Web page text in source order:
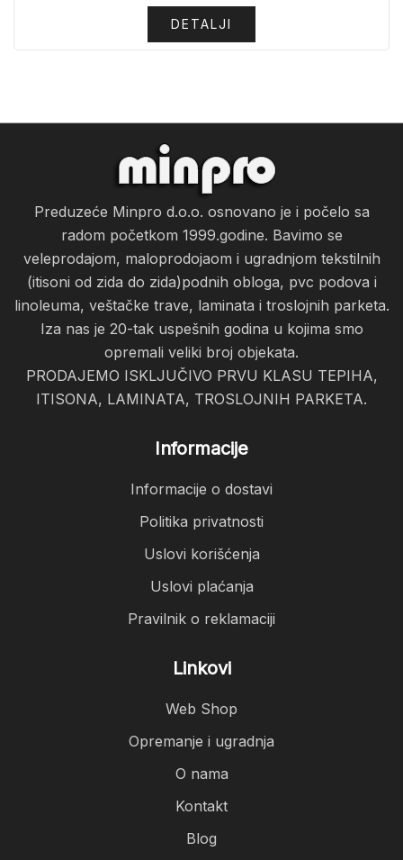
DETALJI
Preduzeće Minpro d.o.o. osnovano je i počelo sa
radom početkom 1999.godine. Bavimo se
veleprodajom, maloprodojaom i ugradnjom tekstilnih
(itisoni od zida do zida)podnih obloga, pvc podova i
linoleuma, veštačke trave, laminata i troslojnih parketa.
Iza nas je 20-tak uspešnih godina u kojima smo
opremali veliki broj objekata.
PRODAJEMO ISKLJUČIVO PRVU KLASU TEPIHA,
ITISONA, LAMINATA, TROSLOJNIH PARKETA.
Informacije
Informacije o dostavi
Politika privatnosti
Uslovi korišćenja
Uslovi plaćanja
Pravilnik o reklamaciji
Linkovi
Web Shop
Opremanje i ugradnja
O nama
Kontakt
Blog